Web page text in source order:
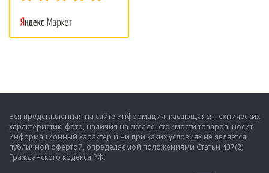
Вся представленная на сайте информация, касающаяся технических
характеристик, фото, наличия на складе, стоимости товаров, носит
информационный характер и ни при каких условиях не является
публичной офертой, определяемой положениями Статьи 437(2)
Гражданского кодекса РФ.